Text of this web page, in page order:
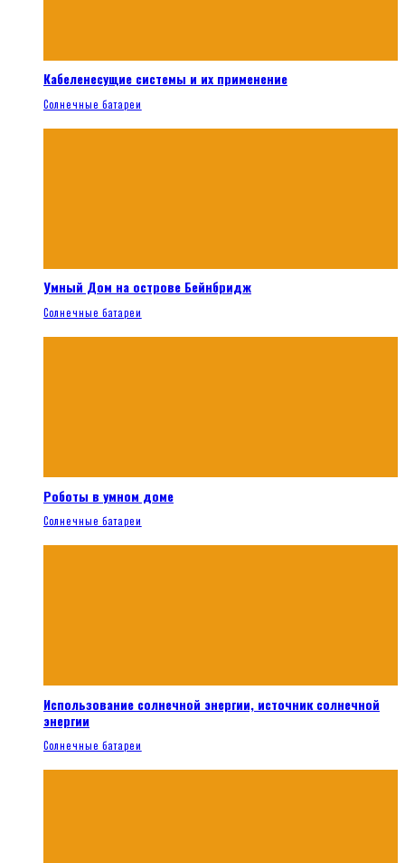
Кабеленесущие системы и их применение
Солнечные батареи
Умный Дом на острове Бейнбридж
Солнечные батареи
Роботы в умном доме
Солнечные батареи
Использование солнечной энергии, источник солнечной
энергии
Солнечные батареи